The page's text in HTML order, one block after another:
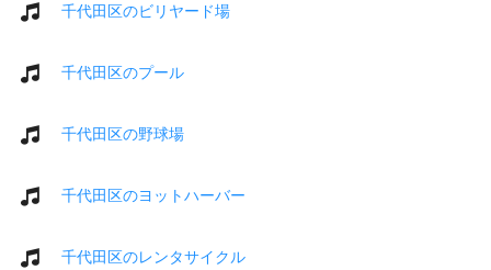
千代田区のビリヤード場
千代田区のプール
千代田区の野球場
千代田区のヨットハーバー
千代田区のレンタサイクル